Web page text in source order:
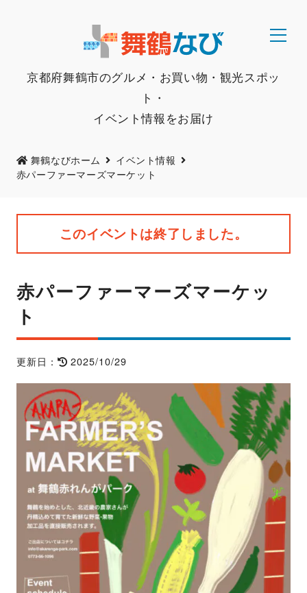
京都府舞鶴市のグルメ・お買い物・観光スポッ
ト・
イベント情報をお届け
舞鶴なびホーム
イベント情報
赤パーファーマーズマーケット
このイベントは終了しました。
赤パーファーマーズマーケッ
ト
更新日： 2025/10/29